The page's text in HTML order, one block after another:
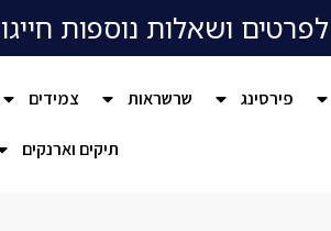
לפרטים ושאלות נוספות חייגו 054-9960909
פירסינג שרשראות צמידים
תיקים וארנקים